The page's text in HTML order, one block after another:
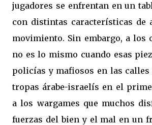
jugadores se enfrentan en un
con distintas características de
movimiento. Sin embargo, a los
no es lo mismo cuando esas
policías y mafiosos en las calles
tropas árabe-israelís en el
a los wargames que muchos
fuerzas del bien y el mal en un